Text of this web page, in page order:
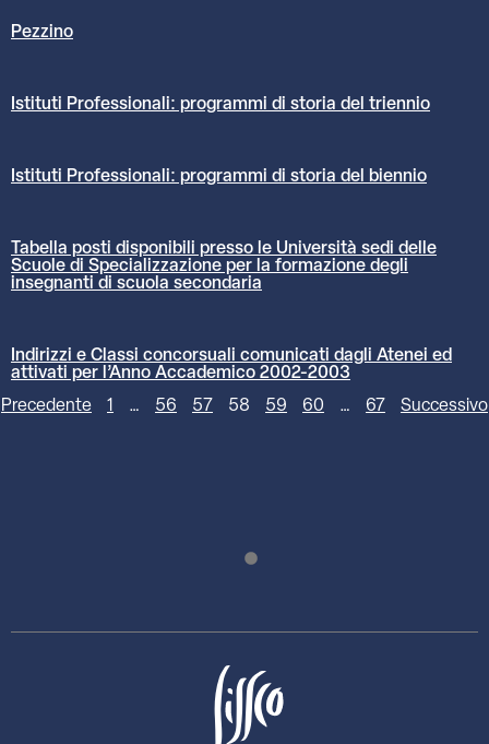
Pezzino
Istituti Professionali: programmi di storia del triennio
Istituti Professionali: programmi di storia del biennio
Tabella posti disponibili presso le Università sedi delle
Scuole di Specializzazione per la formazione degli
insegnanti di scuola secondaria
Indirizzi e Classi concorsuali comunicati dagli Atenei ed
attivati per l’Anno Accademico 2002-2003
Precedente
1 … 56 57 58 59 60 … 67 Successivo